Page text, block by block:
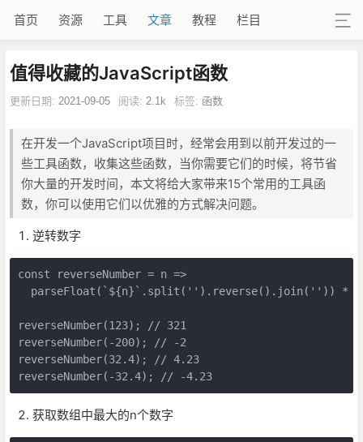
首页 资源 工具 文章 教程 栏目
值得收藏的JavaScript函数
更新日期: 2021-09-05 阅读: 2.1k 标签: 函数
在开发一个JavaScript项目时，经常会用到以前开发过的一
些工具函数，收集这些函数，当你需要它们的时候，将节省
你大量的开发时间，本文将给大家带来15个常用的工具函
数，你可以使用它们以优雅的方式解决问题。
逆转数字
const reverseNumber = n =>
parseFloat(`${n}`.split('').reverse().join('')) *
reverseNumber(123); // 321
reverseNumber(-200); // -2
reverseNumber(32.4); // 4.23
reverseNumber(-32.4); // -4.23
获取数组中最大的n个数字